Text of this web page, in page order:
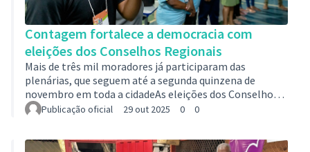
Contagem fortalece a democracia com
eleições dos Conselhos Regionais
Mais de três mil moradores já participaram das
plenárias, que seguem até a segunda quinzena de
novembro em toda a cidadeAs eleições dos Conselhos
Regionais, iniciadas no dia 13 de outubro, estão
participaram, somando 16 mil votos. Até o momento,
Publicação oficial 29 out 2025 0 0